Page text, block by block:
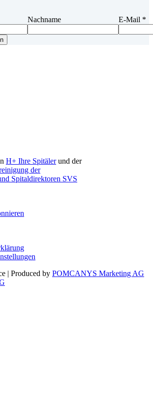
Nachname E-Mail *
H+ Ihre Spitälerund der
der
Spitaldirektoren SVS
| Produced by POMCANYS Marketing AG